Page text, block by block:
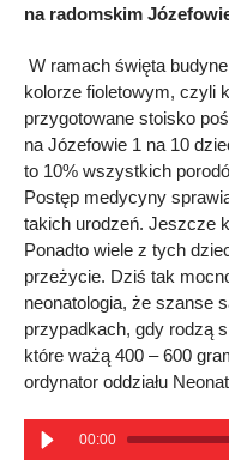
na radomskim
W ramach święta
kolorze fioletowym, czyli
przygotowane stoisko
na Józefowie 1 na 10
to 10% wszystkich
Postęp medycyny
takich urodzeń. Jeszcze
Ponadto wiele z tych
przeżycie. Dziś tak
neonatologia, że szanse
przypadkach, gdy rodzą
które ważą 400 – 600
ordynator oddziału
00:00